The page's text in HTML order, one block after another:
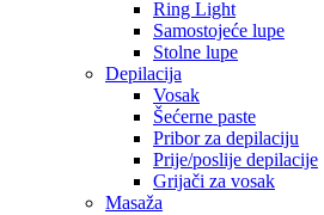
Ring Light
Samostojeće lupe
Stolne lupe
Depilacija
Vosak
Šećerne paste
Pribor za depilaciju
Prije/poslije depilacije
Grijači za vosak
Masaža